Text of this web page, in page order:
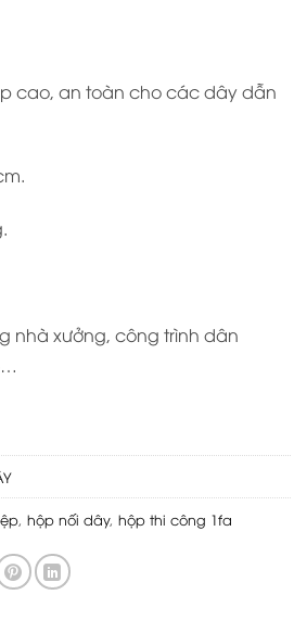
cao, an toàn cho các dây dẫn
nhà xưởng, công trình dân
, hộp nối dây, hộp thi công 1fa